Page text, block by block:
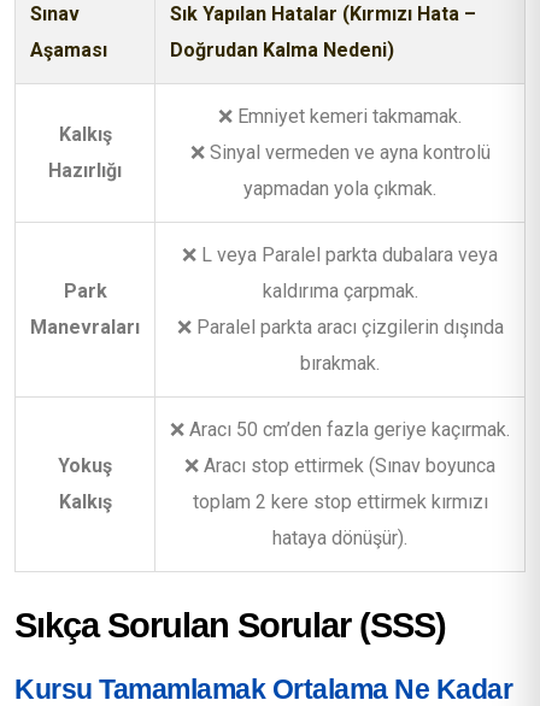
Sınav
Aşaması
Sık Yapılan Hatalar (Kırmızı Hata –
Doğrudan Kalma Nedeni)
Kalkış
Hazırlığı
❌ Emniyet kemeri takmamak.
❌ Sinyal vermeden ve ayna kontrolü
yapmadan yola çıkmak.
Park
Manevraları
❌ L veya Paralel parkta dubalara veya
kaldırıma çarpmak.
❌ Paralel parkta aracı çizgilerin dışında
bırakmak.
Yokuş
Kalkış
❌ Aracı 50 cm’den fazla geriye kaçırmak.
❌ Aracı stop ettirmek (Sınav boyunca
toplam 2 kere stop ettirmek kırmızı
hataya dönüşür).
Sıkça Sorulan Sorular (SSS)
Kursu Tamamlamak Ortalama Ne Kadar